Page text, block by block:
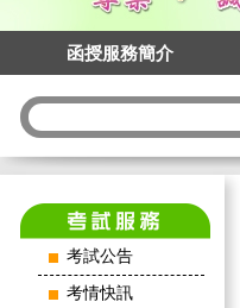
函授服務簡介
考試公告
考情快訊